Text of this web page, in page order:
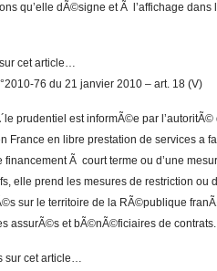
qu’elle dÃ©signe et Ã l’affichage
cet article…
76 du 21 janvier 2010 – art. 18 (V)
prudentiel est informÃ©e par
France en libre prestation de services a
financement Ã court terme ou d’une
elle prend les mesures de restriction ou
sur le territoire de la RÃ©publique
assurÃ©s et bÃ©nÃ©ficiaires de contrats.
sur cet article…